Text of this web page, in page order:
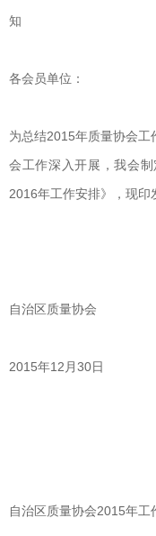
知
各会员单位：
为总结2015年质量协会
会工作深入开展，我会
2016年工作安排》，现印
自治区质量协会
2015年12月30日
自治区质量协会2015年工